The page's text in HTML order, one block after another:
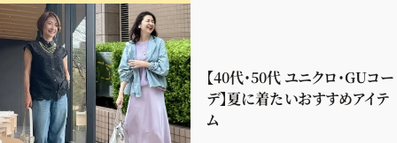
【40代・50代 ユニクロ・GUコー
デ】夏に着たいおすすめアイテ
ム